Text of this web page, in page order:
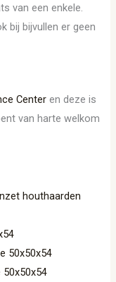
van een enkele.
bij bijvullen er geen
Center en deze is
van harte welkom
houthaarden
50x50x54
50x50x54